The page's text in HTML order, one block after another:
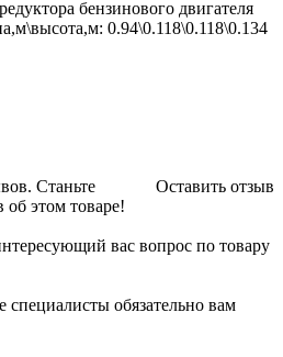
бензинового двигателя
0.94\0.118\0.118\0.134
Оставить отзыв
Станьте
об этом товаре!
вас вопрос по товару
обязательно вам